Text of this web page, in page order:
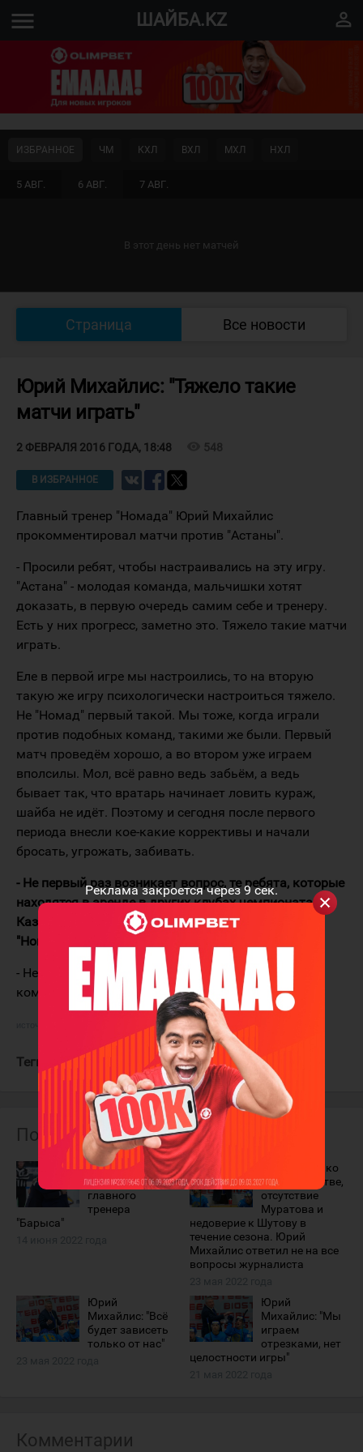
Реклама закроется через9сек.
menu ШАЙБА.KZ perm_identity
5 АВГ. 6 АВГ. 7 АВГ.
ИЗБРАННОЕ ЧМ КХЛ ВХЛ МХЛ НХЛ
В этот день нет матчей
Страница Все новости
Юрий Михайлис: "Тяжело такие
матчи играть"
2 ФЕВРАЛЯ 2016 ГОДА, 18:48 548
В ИЗБРАННОЕ
Главный тренер "Номада" Юрий Михайлис
прокомментировал матчи против "Астаны".
- Просили ребят, чтобы настраивались на эту игру.
"Астана" - молодая команда, мальчишки хотят
доказать, в первую очередь самим себе и тренеру.
Есть у них прогресс, заметно это. Тяжело такие матчи
играть.
Еле в первой игре мы настроились, то на вторую
такую же игру психологически настроиться тяжело.
Не "Номад" первый такой. Мы тоже, когда играли
против подобных команд, такими же были. Первый
матч проведём хорошо, а во втором уже играем
вполсилы. Мол, всё равно ведь забьём, а ведь
бывает так, что вратарь начинает ловить кураж,
шайба не идёт. Поэтому и сегодня после первого
периода внесли кое-какие коррективы и начали
бросать, угрожать, забивать.
- Не первый раз возникает вопрос, те ребята, которые
находятся в аренде в других клубах чемпионата
Казахстана, на игры плей-офф возвращаются в
"Номад"?
- Нет, до конца нынешнего сезона они остаются в
командах, в которых находятся в аренде.
Теги: Михайлис Юрий
Похожие материалы
Юрий Михайлис
покинул пост
главного
тренера
"Барыса"
Про Шевченко
в большинстве,
отсутствие
Муратова и
недоверие к Шутову в
течение сезона. Юрий
Михайлис ответил не на все
вопросы журналиста
Юрий
Михайлис: "Всё
будет зависеть
только от нас"
Юрий
Михайлис: "Мы
играем
отрезками, нет
целостности игры"
Комментарии